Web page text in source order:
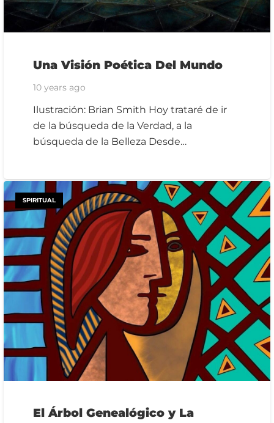
Una Visión Poética Del Mundo
10 years ago
Ilustración: Brian Smith Hoy trataré de ir
de la búsqueda de la Verdad, a la
búsqueda de la Belleza Desde…
SPIRITUAL
El Árbol Genealógico y La